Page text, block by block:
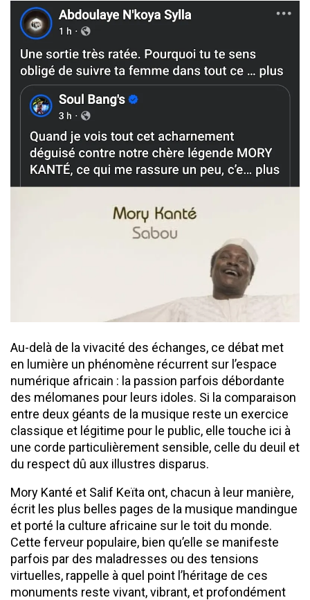
Au-delà de la vivacité des échanges, ce débat met
en lumière un phénomène récurrent sur l’espace
numérique africain : la passion parfois débordante
des mélomanes pour leurs idoles. Si la comparaison
entre deux géants de la musique reste un exercice
classique et légitime pour le public, elle touche ici à
une corde particulièrement sensible, celle du deuil et
du respect dû aux illustres disparus.
​Mory Kanté et Salif Keïta ont, chacun à leur manière,
écrit les plus belles pages de la musique mandingue
et porté la culture africaine sur le toit du monde.
Cette ferveur populaire, bien qu’elle se manifeste
parfois par des maladresses ou des tensions
virtuelles, rappelle à quel point l’héritage de ces
monuments reste vivant, vibrant, et profondément